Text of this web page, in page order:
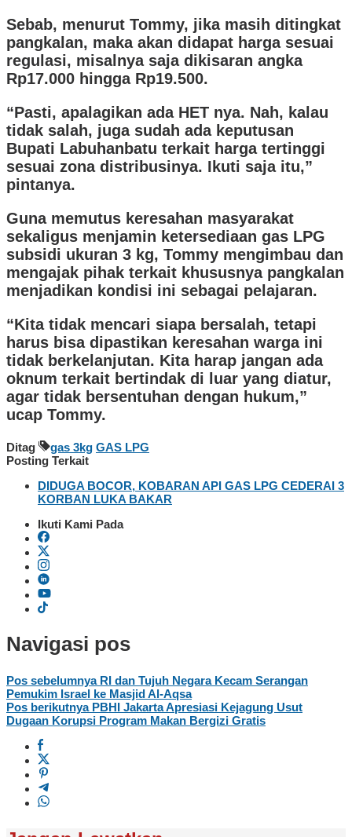
Sebab, menurut Tommy, jika masih ditingkat
pangkalan, maka akan didapat harga sesuai
regulasi, misalnya saja dikisaran angka
Rp17.000 hingga Rp19.500.
“Pasti, apalagikan ada HET nya. Nah, kalau
tidak salah, juga sudah ada keputusan
Bupati Labuhanbatu terkait harga tertinggi
sesuai zona distribusinya. Ikuti saja itu,”
pintanya.
Guna memutus keresahan masyarakat
sekaligus menjamin ketersediaan gas LPG
subsidi ukuran 3 kg, Tommy mengimbau dan
mengajak pihak terkait khususnya pangkalan
menjadikan kondisi ini sebagai pelajaran.
“Kita tidak mencari siapa bersalah, tetapi
harus bisa dipastikan keresahan warga ini
tidak berkelanjutan. Kita harap jangan ada
oknum terkait bertindak di luar yang diatur,
agar tidak bersentuhan dengan hukum,”
ucap Tommy.
Ditag gas 3kg GAS LPG
Posting Terkait
DIDUGA BOCOR, KOBARAN API GAS LPG CEDERAI 3
KORBAN LUKA BAKAR
Ikuti Kami Pada
Navigasi pos
Pos sebelumnyaRI dan Tujuh Negara Kecam Serangan
Pemukim Israel ke Masjid Al-Aqsa
Pos berikutnyaPBHI Jakarta Apresiasi Kejagung Usut
Dugaan Korupsi Program Makan Bergizi Gratis